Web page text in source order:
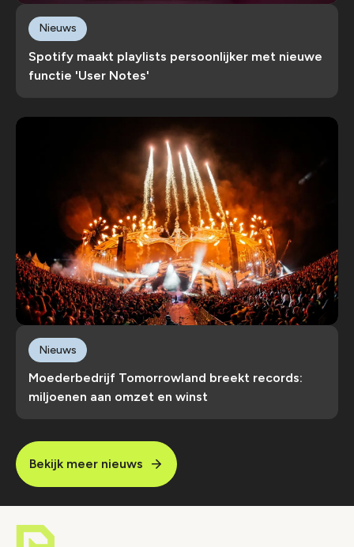
Spotify maakt playlists persoonlijker met nieuwe
functie 'User Notes'
Nieuws
Moederbedrijf Tomorrowland breekt records:
miljoenen aan omzet en winst
Nieuws
Bekijk meer nieuws